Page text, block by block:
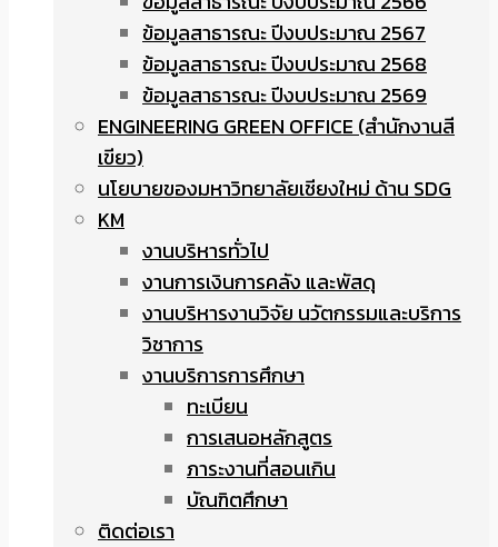
ข้อมูลสาธารณะ ปีงบประมาณ 2567
ข้อมูลสาธารณะ ปีงบประมาณ 2568
ข้อมูลสาธารณะ ปีงบประมาณ 2569
ENGINEERING GREEN OFFICE (สำนักงานสี
เขียว)
นโยบายของมหาวิทยาลัยเชียงใหม่ ด้าน SDG
KM
งานบริหารทั่วไป
งานการเงินการคลัง และพัสดุ
งานบริหารงานวิจัย นวัตกรรมและบริการ
วิชาการ
งานบริการการศึกษา
ทะเบียน
การเสนอหลักสูตร
ภาระงานที่สอนเกิน
บัณฑิตศึกษา
ติดต่อเรา